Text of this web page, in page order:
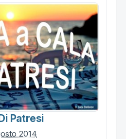
Patresi
2014